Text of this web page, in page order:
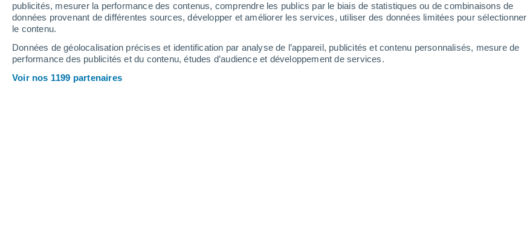
publicités, mesurer la performance des contenus, comprendre les publics par le biais de statistiques ou de combinaisons de
données provenant de différentes sources, développer et améliorer les services, utiliser des données limitées pour sélectionner
le contenu.
Données de géolocalisation précises et identification par analyse de l’appareil, publicités et contenu personnalisés, mesure de
performance des publicités et du contenu, études d’audience et développement de services.
Voir nos 1199 partenaires
27°
Colombey-
les-Belles
Leaflet